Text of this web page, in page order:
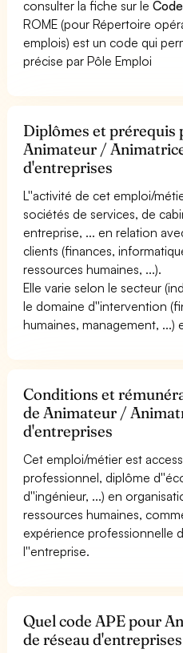
consulter la fiche sur le
ROME (pour Répertoire
emplois) est un code qui
précise par Pôle Emploi
Diplômes et prérequis
Animateur /
d'entreprises
L''activité de cet emploi/
sociétés de services, de
entreprise, ... en relation
clients (finances,
ressources humaines, ...).
Elle varie selon le secteur
le domaine d''intervention
humaines, management, ...)
Conditions et
de Animateur /
d'entreprises
Cet emploi/métier est
professionnel, diplôme
d''ingénieur, ...) en
ressources humaines,
expérience professionnelle
l''entreprise.
Quel code APE pour
de réseau